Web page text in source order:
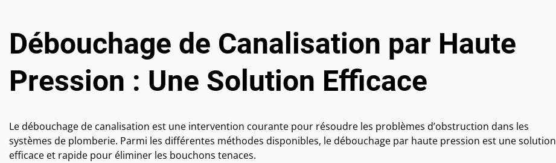
Débouchage de Canalisation par Haute
Pression : Une Solution Efficace
Le débouchage de canalisation est une intervention courante pour résoudre les problèmes d’obstruction dans les
systèmes de plomberie. Parmi les différentes méthodes disponibles, le débouchage par haute pression est une solution
efficace et rapide pour éliminer les bouchons tenaces.